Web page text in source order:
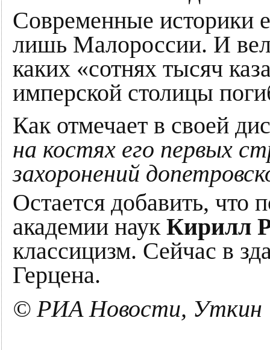
Современные историки
лишь Малороссии. И
каких «сотнях тысяч
имперской столицы
Как отмечает в своей
на костях его первых
захоронений
Остается добавить, что
академии наук Кирилл
классицизм. Сейчас в
Герцена.
© РИА Новости, Уткин